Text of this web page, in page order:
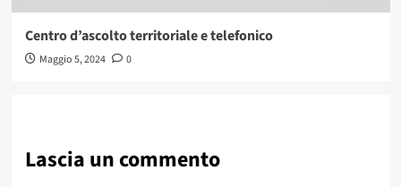
Centro d’ascolto territoriale e telefonico
Maggio 5, 2024 0
Lascia un commento